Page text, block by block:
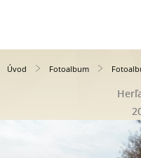
Úvod Fotoalbum